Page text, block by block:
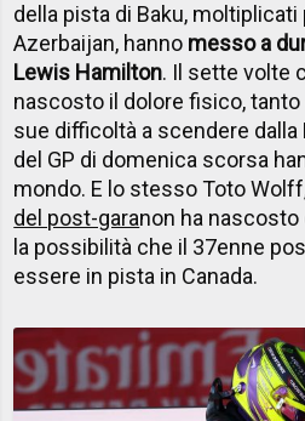
della pista di Baku, moltiplicati
Azerbaijan, hanno messo a
Lewis Hamilton. Il sette volte
nascosto il dolore fisico,
sue difficoltà a scendere
del GP di domenica scorsa
mondo. E lo stesso Toto
del post-garanon ha nascosto
la possibilità che il 37enne
essere in pista in Canada.